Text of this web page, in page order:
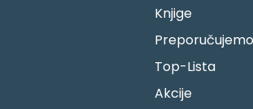
Knjige
Preporučujemo
Top-Lista
Akcije